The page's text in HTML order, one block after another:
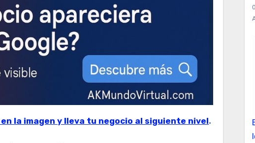
en la imagen y lleva tu negocio al siguiente nivel.